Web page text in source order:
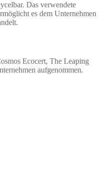
Das verwendete
es dem Unternehmen
Ecocert, The Leaping
aufgenommen.